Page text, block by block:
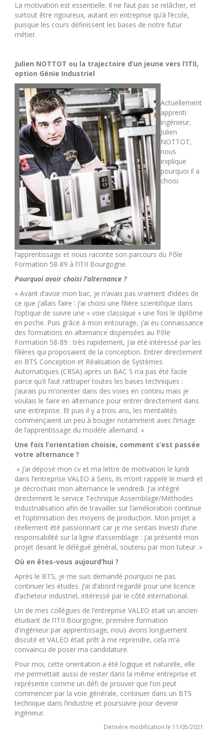
La motivation est essentielle. Il ne faut pas se relâcher, et
surtout être rigoureux, autant en entreprise qu’à l’école,
puisque les cours définissent les bases de notre futur
métier.
Julien NOTTOT ou la trajectoire d’un jeune vers l’ITII,
option Génie Industriel
Actuellement
apprenti
ingénieur,
Julien
NOTTOT,
nous
explique
pourquoi il a
choisi
l’apprentissage et nous raconte son parcours du Pôle
Formation 58-89 à l’ITII Bourgogne.
Pourquoi avoir choisi l’alternance ?
« Avant d’avoir mon bac, je n’avais pas vraiment d’idées de
ce que j’allais faire : j’ai choisi une filière scientifique dans
l’optique de suivre une « voie classique » une fois le diplôme
en poche. Puis grâce à mon entourage, j’ai eu connaissance
des formations en alternance dispensées au Pôle
Formation 58-89 : très rapidement, j’ai été intéressé par les
filières qui proposaient de la conception. Entrer directement
en BTS Conception et Réalisation de Systèmes
Automatiques (CRSA) après un BAC S n’a pas été facile
parce qu’il faut rattraper toutes les bases techniques :
j’aurais pu m’orienter dans des voies en continu mais je
voulais le faire en alternance pour entrer directement dans
une entreprise. Et puis il y a trois ans, les mentalités
commençaient un peu à bouger notamment avec l’image
de l’apprentissage du modèle allemand. »
Une fois l’orientation choisie, comment s’est passée
votre alternance ?
« J’ai déposé mon cv et ma lettre de motivation le lundi
dans l’entreprise VALEO à Sens, ils m’ont rappelé le mardi et
je décrochais mon alternance le vendredi. J’ai intégré
directement le service Technique Assemblage/Méthodes
Industrialisation afin de travailler sur l’amélioration continue
et l’optimisation des moyens de production. Mon projet a
réellement été passionnant car je me sentais investi d’une
responsabilité sur la ligne d’assemblage : j’ai présenté mon
projet devant le délégué général, soutenu par mon tuteur. »
Où en êtes-vous aujourd’hui ?
Après le BTS, je me suis demandé pourquoi ne pas
continuer les études. J’ai d’abord regardé pour une licence
d’acheteur industriel, intéressé par le côté international.
Un de mes collègues de l’entreprise VALEO était un ancien
étudiant de l’ITII Bourgogne, première formation
d'ingénieur par apprentissage, nous avons longuement
discuté et VALEO était prêt à me reprendre, cela m’a
convaincu de poser ma candidature.
Pour moi, cette orientation a été logique et naturelle, elle
me permettait aussi de rester dans la même entreprise et
représente comme un défi de prouver que l’on peut
commencer par la voie générale, continuer dans un BTS
technique dans l’industrie et poursuivre pour devenir
ingénieur.
Dernière modification le 11/05/2021